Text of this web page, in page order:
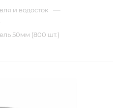
и водосток —
50мм (800 шт.)